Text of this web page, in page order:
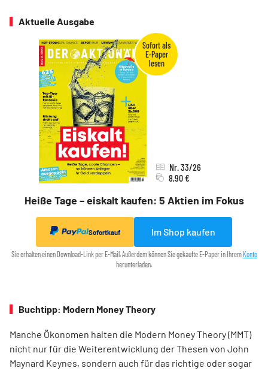
Aktuelle Ausgabe
Heiße Tage – eiskalt kaufen: 5 Aktien im Fokus
Nr. 33/26
8,90 €
Sofortkauf Im Shop kaufen
Sie erhalten einen Download-Link per E-Mail. Außerdem können Sie gekaufte E-Paper in Ihrem Konto
herunterladen.
Buchtipp: Modern Money Theory
Manche Ökonomen halten die Modern Money Theory (MMT)
nicht nur für die Weiterentwicklung der Thesen von John
Maynard Keynes, sondern auch für das richtige oder sogar